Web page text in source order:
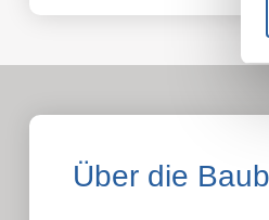
Über die